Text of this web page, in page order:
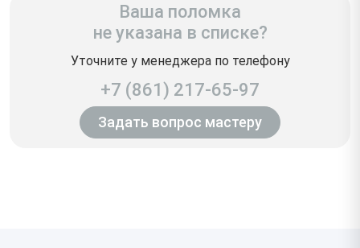
Ваша поломка
не указана в списке?
Уточните у менеджера по телефону
+7 (861) 217-65-97
Задать вопрос мастеру